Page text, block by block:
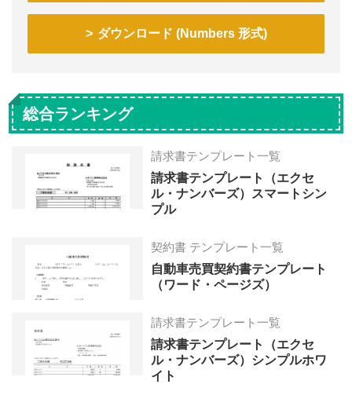
ダウンロード (Numbers 形式)
総合ランキング
請求書テンプレート一覧
請求書テンプレート（エクセ
ル・ナンバーズ）スマートシン
プル
契約書 テンプレート一覧
自動車売買契約書テンプレート
（ワード・ページズ）
請求書テンプレート一覧
請求書テンプレート（エクセ
ル・ナンバーズ）シンプルホワ
イト